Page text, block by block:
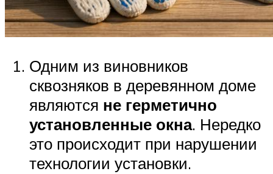
Одним из виновников
сквозняков в деревянном доме
являются не герметично
установленные окна. Нередко
это происходит при нарушении
технологии установки.